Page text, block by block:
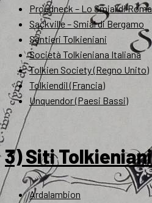
Proudneck – Lo Smial di Roma
Sackville – Smial di Bergamo
Sentieri Tolkieniani
Società Tolkieniana Italiana
Tolkien Society (Regno Unito)
Tolkiendil (Francia)
Unquendor (Paesi Bassi)
3) Siti Tolkieniani
Ardalambion